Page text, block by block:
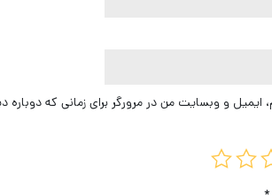
ایمیل و وبسایت من در مرورگر برای زمانی که